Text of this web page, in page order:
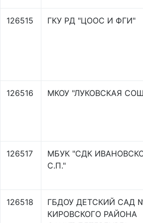
126515 ГКУ РД "ЦООС И ФГИ"
126516 МКОУ "ЛУКОВСКАЯ
126517
МБУК "СДК
С.П."
126518
ГБДОУ ДЕТСКИЙ САД
КИРОВСКОГО РАЙОНА